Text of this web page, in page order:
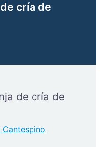
cría de
de cría de
Cantespino